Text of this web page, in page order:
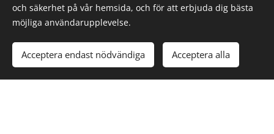
och säkerhet på vår hemsida, och för att erbjuda dig bästa
möjliga användarupplevelse.
Acceptera endast nödvändiga Acceptera alla